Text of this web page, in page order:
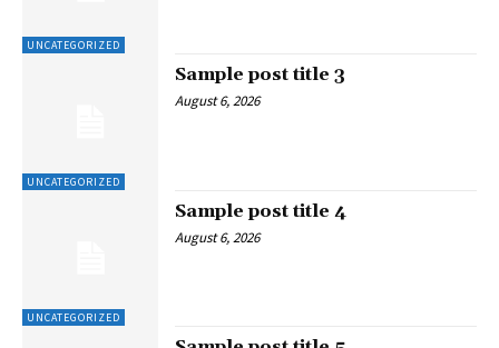
UNCATEGORIZED
UNCATEGORIZED
Sample post title 3
August 6, 2026
UNCATEGORIZED
Sample post title 4
August 6, 2026